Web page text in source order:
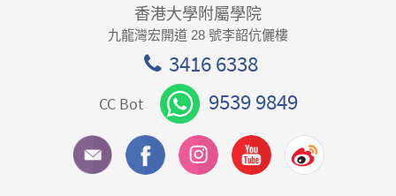
香港大學附屬學院
九龍灣宏開道 28 號李韶伉儷樓
3416 6338
CC Bot 9539 9849